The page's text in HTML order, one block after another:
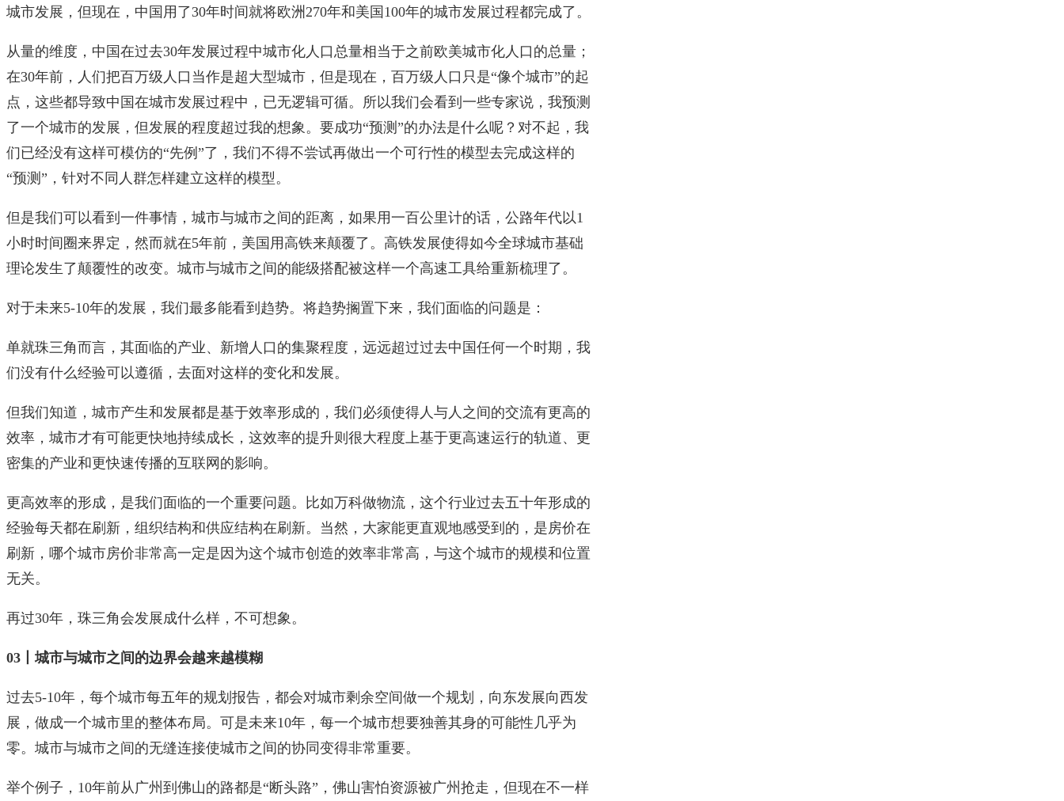
城市发展，但现在，中国用了30年时间就将欧洲270年和美国100年的城市发展过程都完成了。
从量的维度，中国在过去30年发展过程中城市化人口总量相当于之前欧美城市化人口的总量；
在30年前，人们把百万级人口当作是超大型城市，但是现在，百万级人口只是“像个城市”的起
点，这些都导致中国在城市发展过程中，已无逻辑可循。所以我们会看到一些专家说，我预测
了一个城市的发展，但发展的程度超过我的想象。要成功“预测”的办法是什么呢？对不起，我
们已经没有这样可模仿的“先例”了，我们不得不尝试再做出一个可行性的模型去完成这样的
“预测”，针对不同人群怎样建立这样的模型。
但是我们可以看到一件事情，城市与城市之间的距离，如果用一百公里计的话，公路年代以1
小时时间圈来界定，然而就在5年前，美国用高铁来颠覆了。高铁发展使得如今全球城市基础
理论发生了颠覆性的改变。城市与城市之间的能级搭配被这样一个高速工具给重新梳理了。
对于未来5-10年的发展，我们最多能看到趋势。将趋势搁置下来，我们面临的问题是：
单就珠三角而言，其面临的产业、新增人口的集聚程度，远远超过过去中国任何一个时期，我
们没有什么经验可以遵循，去面对这样的变化和发展。
但我们知道，城市产生和发展都是基于效率形成的，我们必须使得人与人之间的交流有更高的
效率，城市才有可能更快地持续成长，这效率的提升则很大程度上基于更高速运行的轨道、更
密集的产业和更快速传播的互联网的影响。
更高效率的形成，是我们面临的一个重要问题。比如万科做物流，这个行业过去五十年形成的
经验每天都在刷新，组织结构和供应结构在刷新。当然，大家能更直观地感受到的，是房价在
刷新，哪个城市房价非常高一定是因为这个城市创造的效率非常高，与这个城市的规模和位置
无关。
再过30年，珠三角会发展成什么样，不可想象。
03丨城市与城市之间的边界会越来越模糊
过去5-10年，每个城市每五年的规划报告，都会对城市剩余空间做一个规划，向东发展向西发
展，做成一个城市里的整体布局。可是未来10年，每一个城市想要独善其身的可能性几乎为
零。城市与城市之间的无缝连接使城市之间的协同变得非常重要。
举个例子，10年前从广州到佛山的路都是“断头路”，佛山害怕资源被广州抢走，但现在不一样